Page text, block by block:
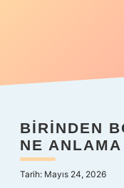
Anasayfa
Yasal Uyarı
Hakkımızda
BIRINDEN
NE
Tarih: Mayıs 24, 2026